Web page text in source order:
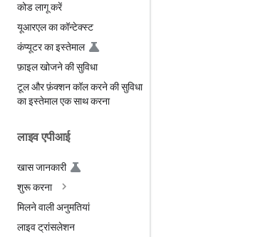
कोड लागू करें
यूआरएल का कॉन्टेक्स्ट
कंप्यूटर का इस्तेमाल
फ़ाइल खोजने की सुविधा
टूल और फ़ंक्शन कॉल करने की सुविधा
का इस्तेमाल एक साथ करना
लाइव एपीआई
खास जानकारी
शुरू करना
मिलने वाली अनुमतियां
लाइव ट्रांसलेशन